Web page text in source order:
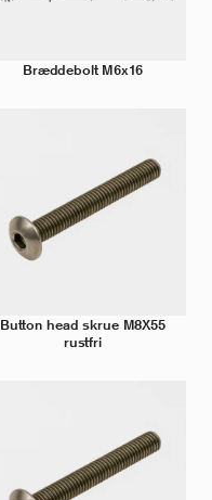
Bræddebolt M6x16
Button head skrue M8X55
rustfri